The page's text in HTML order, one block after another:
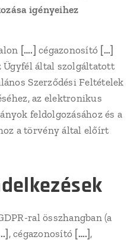
igényeihez
[….] cégazonosító […]
Ügyfél által szolgáltatott
Szerződési Feltételek
az elektronikus
feldolgozásához és a
a törvény által előírt
ral összhangban (a
, cégazonosító [….] ,